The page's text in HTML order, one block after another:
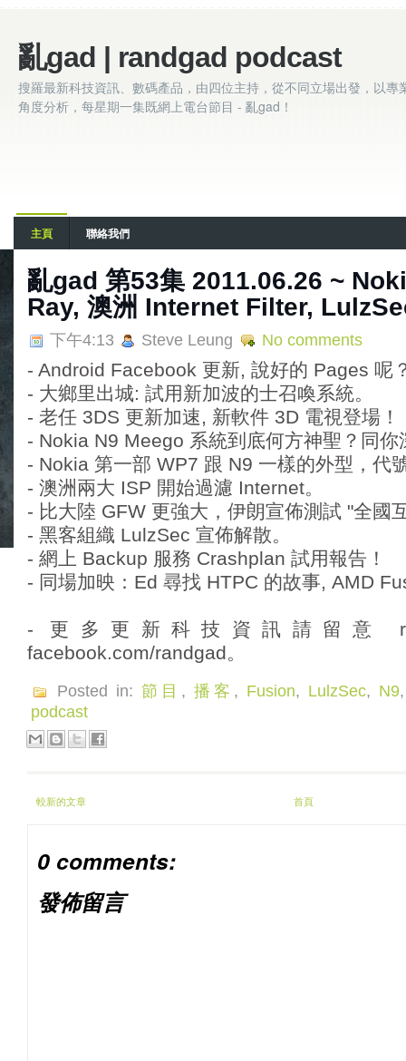
亂gad | randgad podcast
搜羅最新科技資訊、數碼產品，由四位主持，從不同立場出發，以專
角度分析，每星期一集既網上電台節目 - 亂gad！
主頁 聯絡我們
亂gad 第53集 2011.06.26 ~
Ray, 澳洲 Internet Filter,
下午4:13 Steve Leung No comments
- Android Facebook 更新, 說好的 Pages 呢
- 大鄉里出城: 試用新加波的士召喚系統。
- 老任 3DS 更新加速, 新軟件 3D 電視登場！
- Nokia N9 Meego 系統到底何方神聖？同你
- Nokia 第一部 WP7 跟 N9 一樣的外型，代
- 澳洲兩大 ISP 開始過濾 Internet。
- 比大陸 GFW 更強大，伊朗宣佈測試 "全國
- 黑客組織 LulzSec 宣佈解散。
- 網上 Backup 服務 Crashplan 試用報告！
- 同場加映：Ed 尋找 HTPC 的故事, AMD
- 更多更新科技資訊請留意
facebook.com/randgad。
Posted in: 節目 , 播客 , Fusion, LulzSec, N9
podcast
較新的文章 首頁
0 comments:
發佈留言